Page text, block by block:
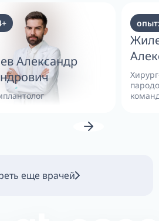
Александр
еще врачей